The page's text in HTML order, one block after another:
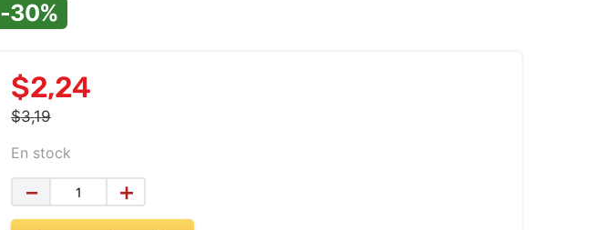
-30%
$2,24
$3,19
En stock
＋
－